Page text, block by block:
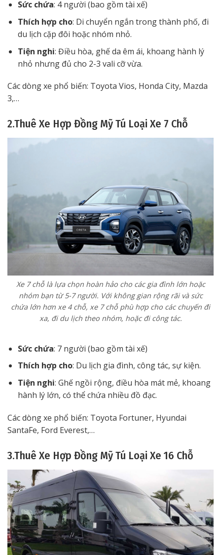
Sức chứa: 4 người (bao gồm tài xế)
Thích hợp cho: Di chuyển ngắn trong thành phố, đi
du lịch cặp đôi hoặc nhóm nhỏ.
Tiện nghi: Điều hòa, ghế da êm ái, khoang hành lý
nhỏ nhưng đủ cho 2-3 vali cỡ vừa.
Các dòng xe phổ biến: Toyota Vios, Honda City, Mazda
3,…
2.Thuê Xe Hợp Đồng Mỹ Tú Loại Xe 7 Chỗ
Xe 7 chỗ là lựa chọn hoàn hảo cho các gia đình lớn hoặc
nhóm bạn từ 5-7 người. Với không gian rộng rãi và sức
chứa lớn hơn xe 4 chỗ, xe 7 chỗ phù hợp cho các chuyến đi
xa, đi du lịch theo nhóm, hoặc đi công tác.
Sức chứa: 7 người (bao gồm tài xế)
Thích hợp cho: Du lịch gia đình, công tác, sự kiện.
Tiện nghi: Ghế ngồi rộng, điều hòa mát mẻ, khoang
hành lý lớn, có thể chứa nhiều đồ đạc.
Các dòng xe phổ biến: Toyota Fortuner, Hyundai
SantaFe, Ford Everest,…
3.Thuê Xe Hợp Đồng Mỹ Tú Loại Xe 16 Chỗ